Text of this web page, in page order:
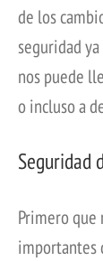
de los
seguridad
nos puede
o incluso a
Seguridad
Primero que
importantes